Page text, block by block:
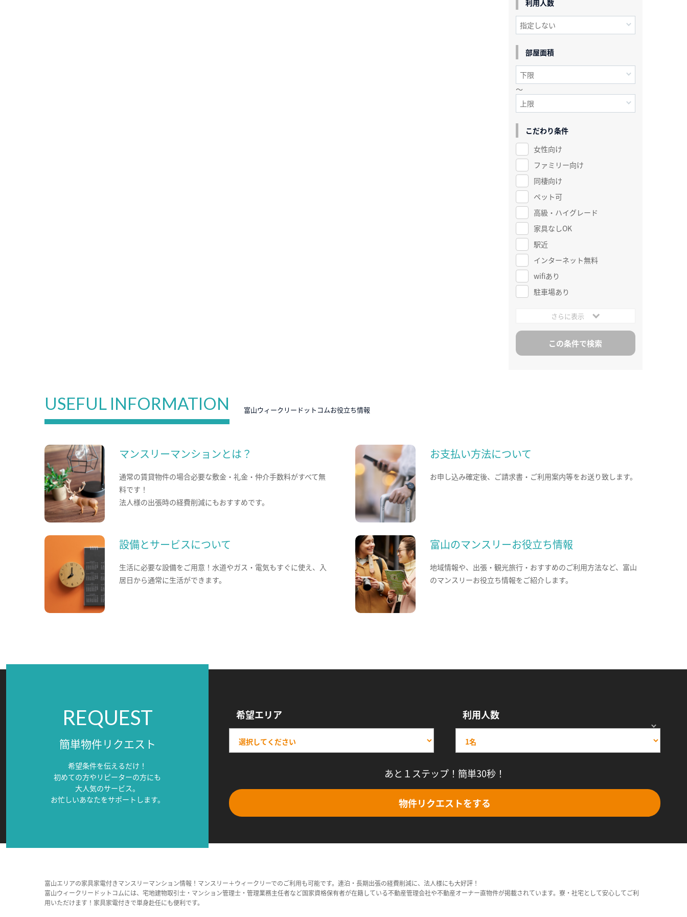
利用人数
部屋面積
～
こだわり条件
女性向け
ファミリー向け
同棲向け
ペット可
高級・ハイグレード
家具なしOK
駅近
インターネット無料
wifiあり
駐車場あり
さらに表示
USEFUL INFORMATION 富山ウィークリードットコムお役立ち情報
マンスリーマンションとは？
通常の賃貸物件の場合必要な敷金・礼金・仲介手数料がすべて無
料です！
法人様の出張時の経費削減にもおすすめです。
お支払い方法について
お申し込み確定後、ご請求書・ご利用案内等をお送り致します。
設備とサービスについて
生活に必要な設備をご用意！水道やガス・電気もすぐに使え、入
居日から通常に生活ができます。
富山のマンスリーお役立ち情報
地域情報や、出張・観光旅行・おすすめのご利用方法など、富山
のマンスリーお役立ち情報をご紹介します。
REQUEST
簡単物件リクエスト
希望条件を伝えるだけ！
初めての方やリピーターの方にも
大人気のサービス。
お忙しいあなたをサポートします。
希望エリア 利用人数
あと１ステップ！簡単30秒！
物件リクエストをする
富山エリアの家具家電付きマンスリーマンション情報！マンスリー＋ウィークリーでのご利用も可能です。連泊・長期出張の経費削減に、法人様にも大好評！
富山ウィークリードットコムには、宅地建物取引士・マンション管理士・管理業務主任者など国家資格保有者が在籍している不動産管理会社や不動産オーナー直物件が掲載されています。寮・社宅として安心してご利
用いただけます！家具家電付きで単身赴任にも便利です。